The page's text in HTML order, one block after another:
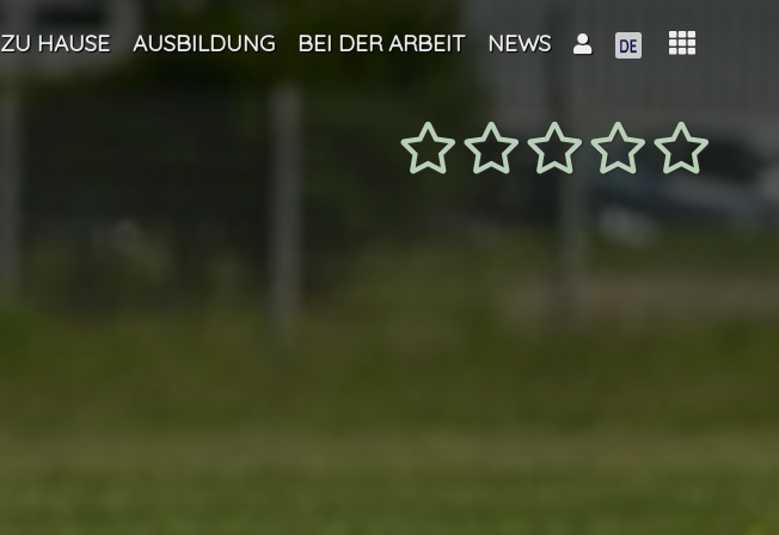
ZU HAUSE AUSBILDUNG BEI DER ARBEIT NEWS